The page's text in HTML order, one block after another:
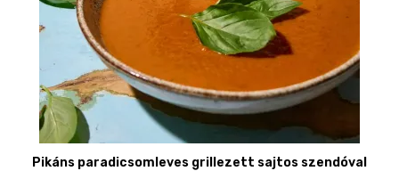
Pikáns paradicsomleves grillezett sajtos szendóval